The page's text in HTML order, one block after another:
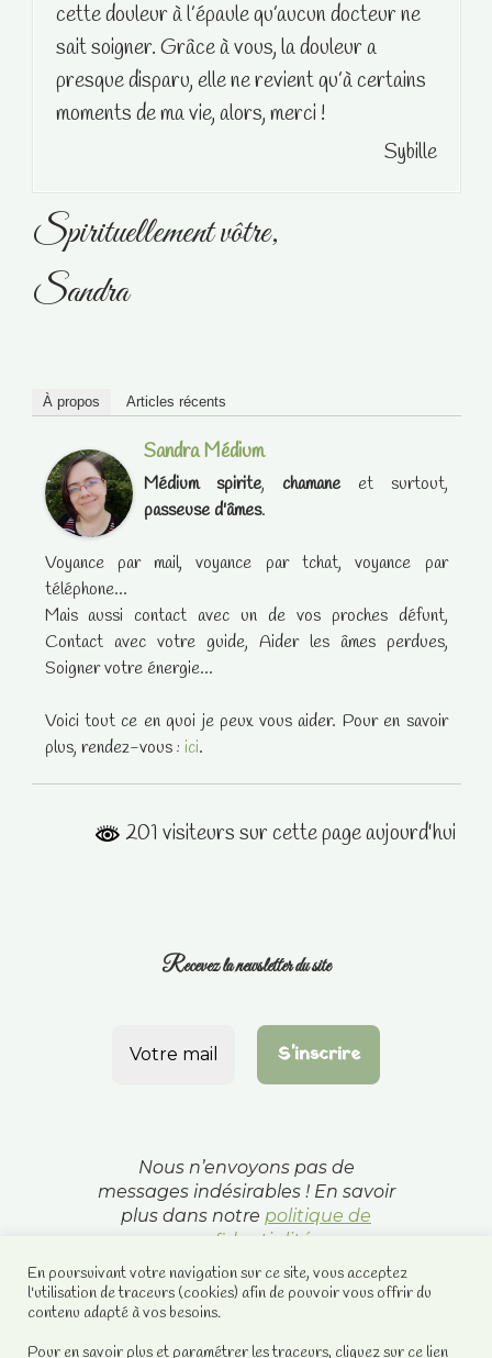
cette douleur à l’épaule qu’aucun docteur ne
sait soigner. Grâce à vous, la douleur a
presque disparu, elle ne revient qu’à certains
moments de ma vie, alors, merci !
Sybille
Spirituellement vôtre,
Sandra
À propos Articles récents
Sandra Médium
Médium spirite, chamaneet surtout,
passeuse d'âmes.
Voyance par mail, voyance par tchat, voyance par
téléphone...
Mais aussi contact avec un de vos proches défunt,
Contact avec votre guide, Aider les âmes perdues,
Soigner votre énergie...
Voici tout ce en quoi je peux vous aider. Pour en savoir
plus, rendez-vous : ici.
201 visiteurs sur cette page aujourd'hui
Recevez la newsletter du site
Nous n’envoyons pas de
messages indésirables ! En savoir
plus dans notre politique de
confidentialité
En poursuivant votre navigation sur ce site, vous acceptez
l'utilisation de traceurs (cookies) afin de pouvoir vous offrir du
contenu adapté à vos besoins.
Pour en savoir plus et paramétrer les traceurs, cliquez sur ce lien